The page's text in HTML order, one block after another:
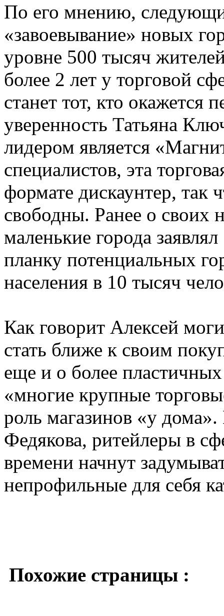
По его мнению,
«завоевывание» новых
уровне 500 тысяч
более 2 лет у торговой
станет тот, кто окажется
уверенность Татьяна
лидером является
специалистов, эта
формате дискаунтер, так
свободны. Ранее о своих
маленькие города
планку потенциальных
населения в 10 тысяч
Как говорит Алексей
стать ближе к своим
еще и о более
«многие крупные
роль магазинов «у
Федякова, ритейлеры в
времени начнут
непрофильные для себя
Похожие страницы :